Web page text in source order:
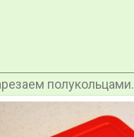
полукольцами.